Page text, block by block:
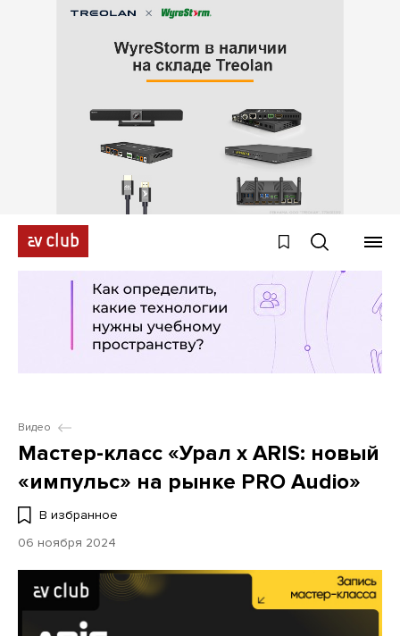
Видео
Мастер-класс «Урал x ARIS: новый
«импульс» на рынке PRO Audio»
В избранное
06 ноября 2024